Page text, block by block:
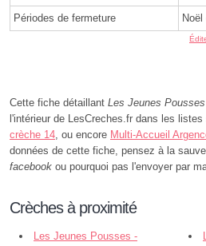
Périodes de fermeture
Cette fiche détaillant Les Jeunes
l'intérieur de LesCreches.fr dans les
crèche 14 , ou encore Multi-Accueil
données de cette fiche, pensez à la
facebook ou pourquoi pas l'envoyer par
Crèches à proximité
Les Jeunes Pousses -